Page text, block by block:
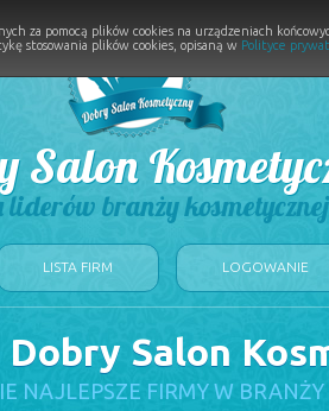
Salon
branży
LISTA FIRM LOGOWANIE
Salon
NAJLEPSZE FIRMY W
za pomocą plików cookies na urządzeniach
stosowania plików cookies, opisaną w Polityce